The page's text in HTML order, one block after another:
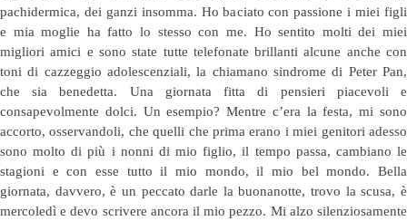
pachidermica, dei ganzi insomma. Ho baciato con passione i miei figli
e mia moglie ha fatto lo stesso con me. Ho sentito molti dei miei
migliori amici e sono state tutte telefonate brillanti alcune anche con
toni di cazzeggio adolescenziali, la chiamano sindrome di Peter Pan,
che sia benedetta. Una giornata fitta di pensieri piacevoli e
consapevolmente dolci. Un esempio? Mentre c’era la festa, mi sono
accorto, osservandoli, che quelli che prima erano i miei genitori adesso
sono molto di più i nonni di mio figlio, il tempo passa, cambiano le
stagioni e con esse tutto il mio mondo, il mio bel mondo. Bella
giornata, davvero, è un peccato darle la buonanotte, trovo la scusa, è
mercoledì e devo scrivere ancora il mio pezzo. Mi alzo silenziosamente